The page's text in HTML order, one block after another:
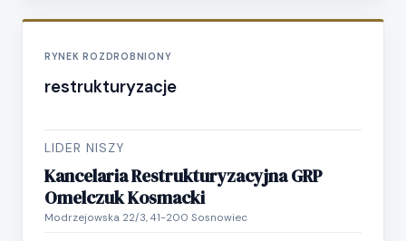
RYNEK ROZDROBNIONY
restrukturyzacje
LIDER NISZY
Kancelaria Restrukturyzacyjna GRP
Omelczuk Kosmacki
Modrzejowska 22/3, 41-200 Sosnowiec